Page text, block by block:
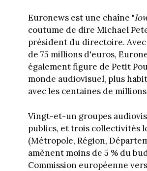
Euronews est une chaîne "
coutume de dire Michael
président du directoire.
de 75 millions d'euros,
également figure de Petit
monde audiovisuel, plus
avec les centaines de
Vingt-et-un groupes
publics, et trois collectivités
(Métropole, Région,
amènent moins de 5 % du
Commission européenne